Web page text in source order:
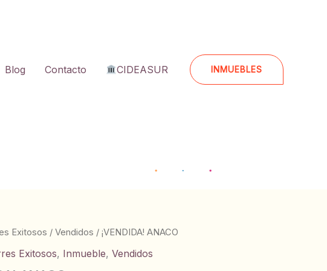
Blog Contacto CIDEASUR INMUEBLES
Exitosos / Vendidos / ¡VENDIDA! ANACO
Exitosos, Inmueble, Vendidos